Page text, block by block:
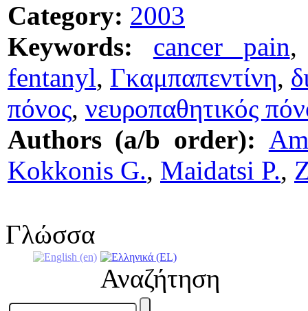
Category: 2003
Keywords:
cancer pain
fentanyl, Γκαμπαπεντίνη,
πόνος, νευροπαθητικός
Authors (a/b order):
Kokkonis G., Maidatsi P.,
Γλώσσα
Αναζήτηση